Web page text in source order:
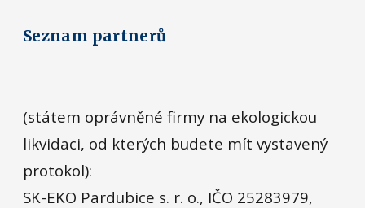
Seznam partnerů
(státem oprávněné firmy na ekologickou
likvidaci, od kterých budete mít vystavený
protokol):
SK-EKO Pardubice s. r. o., IČO 25283979,